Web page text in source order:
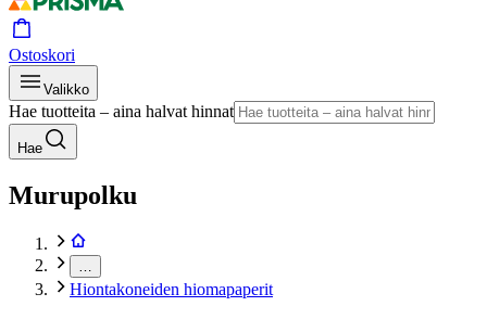
Ostoskori
Valikko
Hae tuotteita – aina halvat hinnat
Hae
Murupolku
Hiontakoneiden hiomapaperit